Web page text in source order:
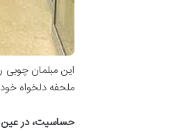
این مبلمان چوبی
ملحفه دلخواه خود
حساسیت، در